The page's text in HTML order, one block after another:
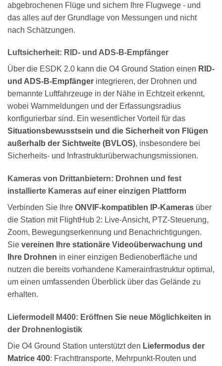
abgebrochenen Flüge und sichern Ihre Flugwege - und
das alles auf der Grundlage von Messungen und nicht
nach Schätzungen.
Luftsicherheit: RID- und ADS-B-Empfänger
Über die ESDK 2.0 kann die O4 Ground Station einen RID-
und ADS-B-Empfänger integrieren, der Drohnen und
bemannte Luftfahrzeuge in der Nähe in Echtzeit erkennt,
wobei Warnmeldungen und der Erfassungsradius
konfigurierbar sind. Ein wesentlicher Vorteil für das
Situationsbewusstsein und die Sicherheit von Flügen
außerhalb der Sichtweite (BVLOS), insbesondere bei
Sicherheits- und Infrastrukturüberwachungsmissionen.
Kameras von Drittanbietern: Drohnen und fest
installierte Kameras auf einer einzigen Plattform
Verbinden Sie Ihre ONVIF-kompatiblen IP-Kameras über
die Station mit FlightHub 2: Live-Ansicht, PTZ-Steuerung,
Zoom, Bewegungserkennung und Benachrichtigungen.
Sie vereinen Ihre stationäre Videoüberwachung und
Ihre Drohnen in einer einzigen Bedienoberfläche und
nutzen die bereits vorhandene Kamerainfrastruktur optimal,
um einen umfassenden Überblick über das Gelände zu
erhalten.
Liefermodell M400: Eröffnen Sie neue Möglichkeiten in
der Drohnenlogistik
Die O4 Ground Station unterstützt den Liefermodus der
Matrice 400: Frachttransporte, Mehrpunkt-Routen und